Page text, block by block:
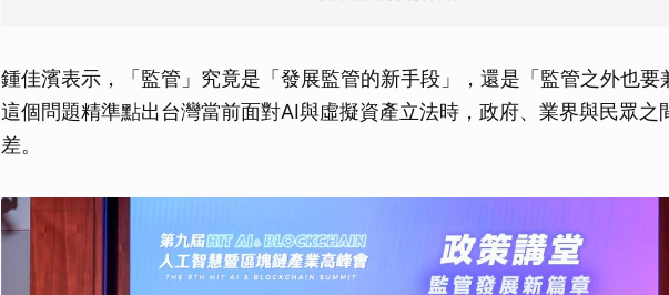
鍾佳濱表示，「監管」究竟是「發展監管的新手段」，還是「監管之外也要
這個問題精準點出台灣當前面對AI與虛擬資產立法時，政府、業界與民眾之
差。